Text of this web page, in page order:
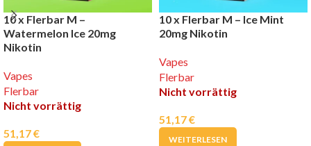
10 x Flerbar M –
Watermelon Ice 20mg
Nikotin
Vapes
Flerbar
Nicht vorrättig
51,17€
10 x Flerbar M – Ice Mint
20mg Nikotin
Vapes
Flerbar
Nicht vorrättig
51,17€
WEITERLESEN